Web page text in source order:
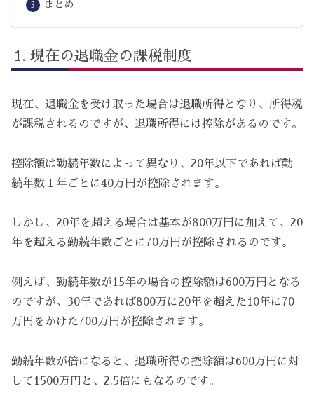
まとめ
現在の退職金の課税制度
現在、退職金を受け取った場合は退職所得となり、所得税
が課税されるのですが、退職所得には控除があるのです。
控除額は勤続年数によって異なり、20年以下であれば勤
続年数１年ごとに40万円が控除されます。
しかし、20年を超える場合は基本が800万円に加えて、20
年を超える勤続年数ごとに70万円が控除されるのです。
例えば、勤続年数が15年の場合の控除額は600万円となる
のですが、30年であれば800万に20年を超えた10年に70
万円をかけた700万円が控除されます。
勤続年数が倍になると、退職所得の控除額は600万円に対
して1500万円と、2.5倍にもなるのです。